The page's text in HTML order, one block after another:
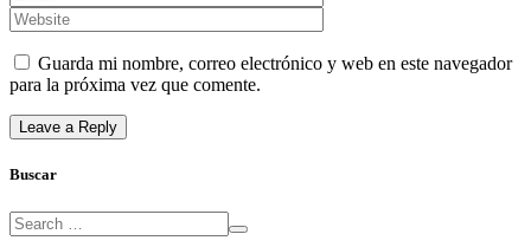
Guarda mi nombre, correo electrónico y web en este navegador
para la próxima vez que comente.
Buscar